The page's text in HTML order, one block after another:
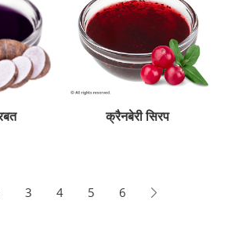
क्रैनबेरी सिरप
3 4 5 6